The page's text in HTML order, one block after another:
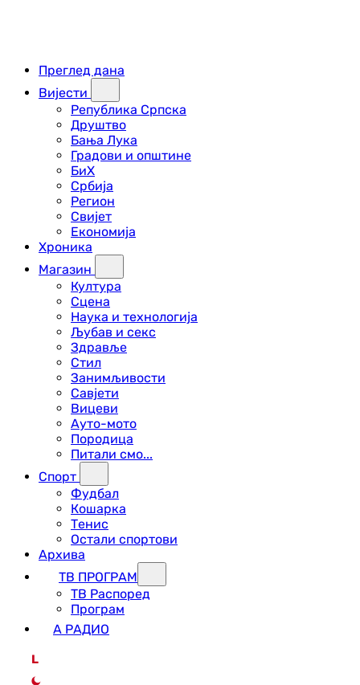
Преглед дана
Вијести
Република Српска
Друштво
Бања Лука
Градови и општине
БиХ
Србија
Регион
Свијет
Економија
Хроника
Магазин
Култура
Сцена
Наука и технологија
Љубав и секс
Здравље
Стил
Занимљивости
Савјети
Вицеви
Ауто-мото
Породица
Питали смо...
Спорт
Фудбал
Кошарка
Тенис
Остали спортови
Архива
ТВ ПРОГРАМ
ТВ Распоред
Програм
А РАДИО
L